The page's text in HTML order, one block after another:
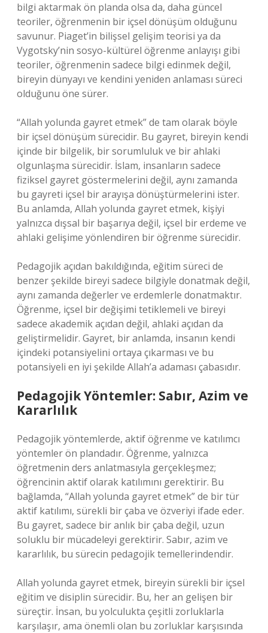
bilgi aktarmak ön planda olsa da, daha güncel
teoriler, öğrenmenin bir içsel dönüşüm olduğunu
savunur. Piaget’in bilişsel gelişim teorisi ya da
Vygotsky’nin sosyo-kültürel öğrenme anlayışı gibi
teoriler, öğrenmenin sadece bilgi edinmek değil,
bireyin dünyayı ve kendini yeniden anlaması süreci
olduğunu öne sürer.
“Allah yolunda gayret etmek” de tam olarak böyle
bir içsel dönüşüm sürecidir. Bu gayret, bireyin kendi
içinde bir bilgelik, bir sorumluluk ve bir ahlaki
olgunlaşma sürecidir. İslam, insanların sadece
fiziksel gayret göstermelerini değil, aynı zamanda
bu gayreti içsel bir arayışa dönüştürmelerini ister.
Bu anlamda, Allah yolunda gayret etmek, kişiyi
yalnızca dışsal bir başarıya değil, içsel bir erdeme ve
ahlaki gelişime yönlendiren bir öğrenme sürecidir.
Pedagojik açıdan bakıldığında, eğitim süreci de
benzer şekilde bireyi sadece bilgiyle donatmak değil,
aynı zamanda değerler ve erdemlerle donatmaktır.
Öğrenme, içsel bir değişimi tetiklemeli ve bireyi
sadece akademik açıdan değil, ahlaki açıdan da
geliştirmelidir. Gayret, bir anlamda, insanın kendi
içindeki potansiyelini ortaya çıkarması ve bu
potansiyeli en iyi şekilde Allah’a adaması çabasıdır.
Pedagojik Yöntemler: Sabır, Azim ve
Kararlılık
Pedagojik yöntemlerde, aktif öğrenme ve katılımcı
yöntemler ön plandadır. Öğrenme, yalnızca
öğretmenin ders anlatmasıyla gerçekleşmez;
öğrencinin aktif olarak katılımını gerektirir. Bu
bağlamda, “Allah yolunda gayret etmek” de bir tür
aktif katılımı, sürekli bir çaba ve özveriyi ifade eder.
Bu gayret, sadece bir anlık bir çaba değil, uzun
soluklu bir mücadeleyi gerektirir. Sabır, azim ve
kararlılık, bu sürecin pedagojik temellerindendir.
Allah yolunda gayret etmek, bireyin sürekli bir içsel
eğitim ve disiplin sürecidir. Bu, her an gelişen bir
süreçtir. İnsan, bu yolculukta çeşitli zorluklarla
karşılaşır, ama önemli olan bu zorluklar karşısında